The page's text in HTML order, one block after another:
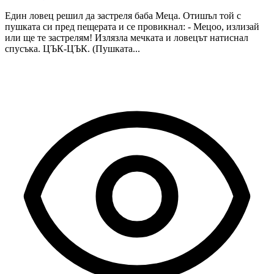
Един ловец решил да застреля баба Меца. Отишъл той с
пушката си пред пещерата и се провикнал: - Мецоо, излизай
или ще те застрелям! Излязла мечката и ловецът натиснал
спусъка. ЦЪК-ЦЪК. (Пушката...